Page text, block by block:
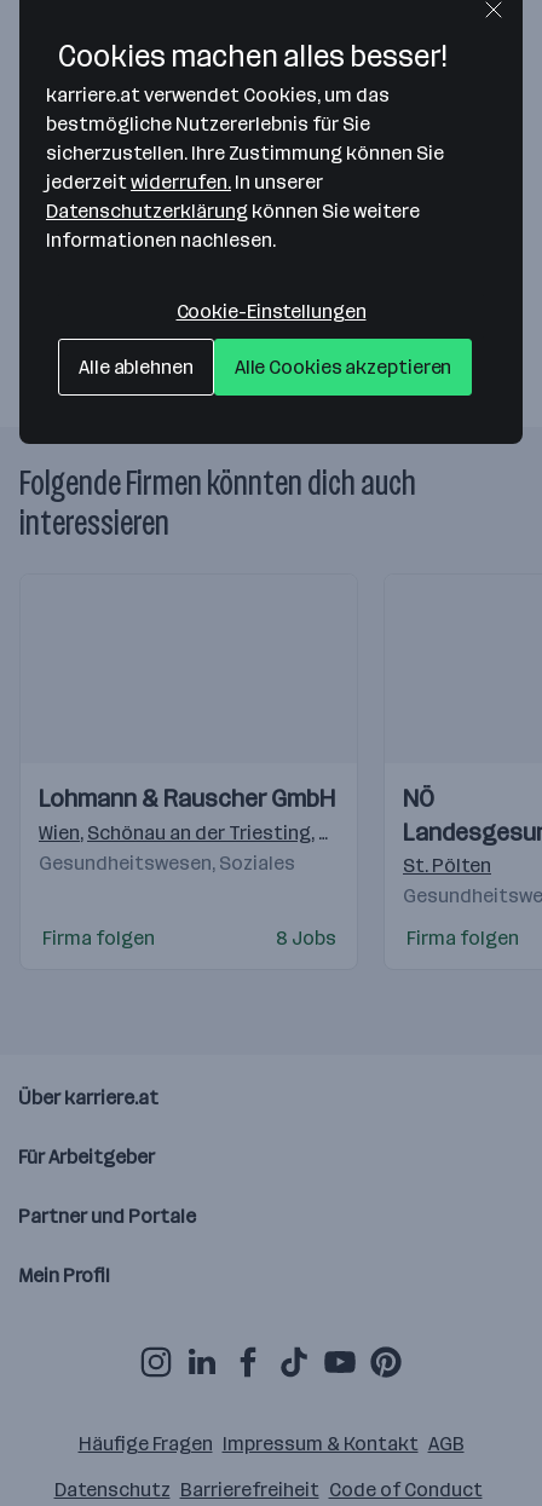
Map data ©2026 Google
GEBAK Gesundheit-, Behinderten-, Alten- und
Krankenbetreuung GesmbH
Fötschach 160
8463 Leutschach — Route berechnen
Folgende Firmen könnten dich auch
interessieren
Videos
Einblicke
Einblicke
Lohmann & Rauscher GmbH
Wien, Schönau an der Triesting, Graz
Gesundheitswesen, Soziales
Firma folgen 8 Jobs
Videos
Einblicke
Einblicke
NÖ
St. Pölten
Firma folgen
Über karriere.at
Für Arbeitgeber
Partner und Portale
Mein Profil
Häufige Fragen Impressum & Kontakt AGB
Datenschutz Barrierefreiheit Code of Conduct
Cookies machen alles besser!
karriere.at verwendet Cookies, um das
bestmögliche Nutzererlebnis für Sie
sicherzustellen. Ihre Zustimmung können Sie
jederzeit widerrufen. In unserer
Datenschutzerklärung können Sie weitere
Informationen nachlesen.
Cookie-Einstellungen
Alle ablehnen Alle Cookies akzeptieren